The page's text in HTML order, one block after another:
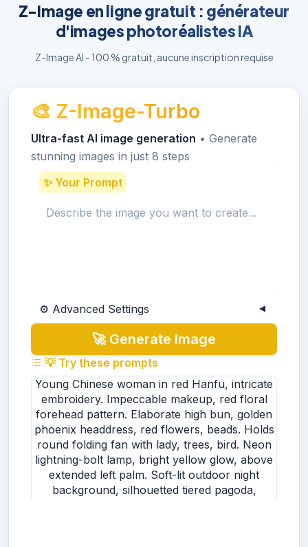
Z-Image en ligne gratuit : générateur
d'images photoréalistes IA
Z-Image AI - 100 % gratuit, aucune inscription requise